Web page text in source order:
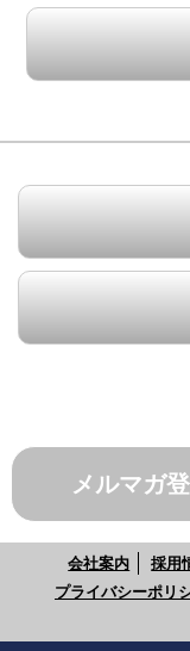
メルマガ
会社案内 採用
プライバシーポリ